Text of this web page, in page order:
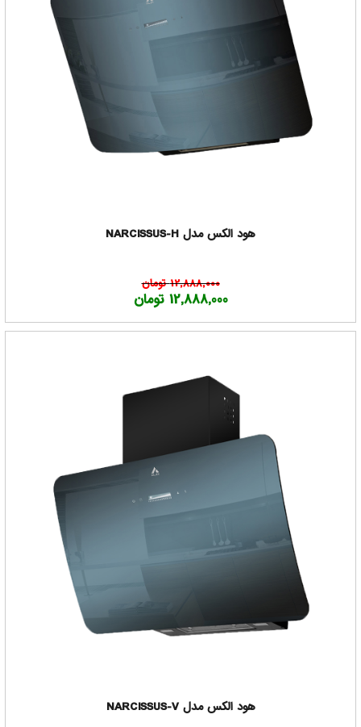
هود الکس مدل NARCISSUS-H
12,888,000 تومان
12,888,000 تومان
هود الکس مدل NARCISSUS-V